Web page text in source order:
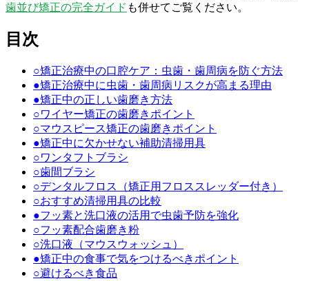
歯並び矯正の完全ガイド も併せてご覧ください。
目次
○矯正治療中の口腔ケア：虫歯・歯周病を防ぐ方法
●矯正治療中に虫歯・歯周病リスクが高まる理由
●矯正中の正しい歯磨き方法
○ワイヤー矯正の歯磨きポイント
○マウスピース矯正の歯磨きポイント
●矯正中に欠かせない補助清掃用具
○ワンタフトブラシ
○歯間ブラシ
○デンタルフロス（矯正用フロススレッダー付き）
○おすすめ清掃用具の比較
●フッ素と洗口液の活用で虫歯予防を強化
○フッ素配合歯磨き粉
○洗口液（マウスウォッシュ）
●矯正中の食事で気をつけるべきポイント
○避けるべき食品